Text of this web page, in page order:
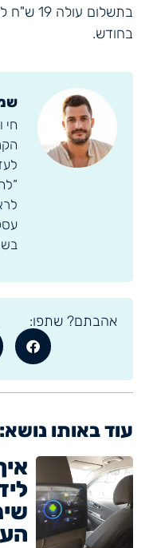
בחודש.
אהבתם? שתפו:
עוד באותו נושא: